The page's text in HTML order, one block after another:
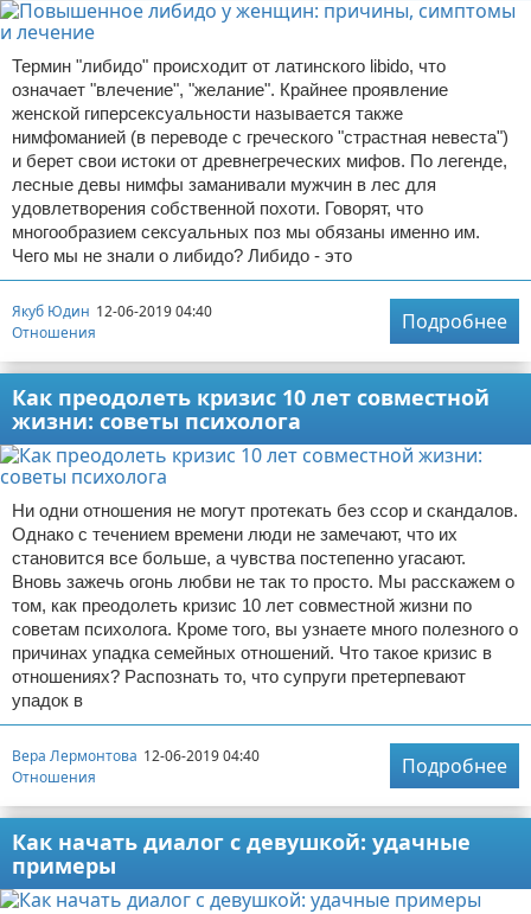
Термин "либидо" происходит от латинского libido, что
означает "влечение", "желание". Крайнее проявление
женской гиперсексуальности называется также
нимфоманией (в переводе с греческого "страстная невеста")
и берет свои истоки от древнегреческих мифов. По легенде,
лесные девы нимфы заманивали мужчин в лес для
удовлетворения собственной похоти. Говорят, что
многообразием сексуальных поз мы обязаны именно им.
Чего мы не знали о либидо? Либидо - это
Якуб Юдин 12-06-2019 04:40
Отношения
Подробнее
Как преодолеть кризис 10 лет совместной
жизни: советы психолога
Ни одни отношения не могут протекать без ссор и скандалов.
Однако с течением времени люди не замечают, что их
становится все больше, а чувства постепенно угасают.
Вновь зажечь огонь любви не так то просто. Мы расскажем о
том, как преодолеть кризис 10 лет совместной жизни по
советам психолога. Кроме того, вы узнаете много полезного о
причинах упадка семейных отношений. Что такое кризис в
отношениях? Распознать то, что супруги претерпевают
упадок в
Вера Лермонтова 12-06-2019 04:40
Отношения
Подробнее
Как начать диалог с девушкой: удачные
примеры